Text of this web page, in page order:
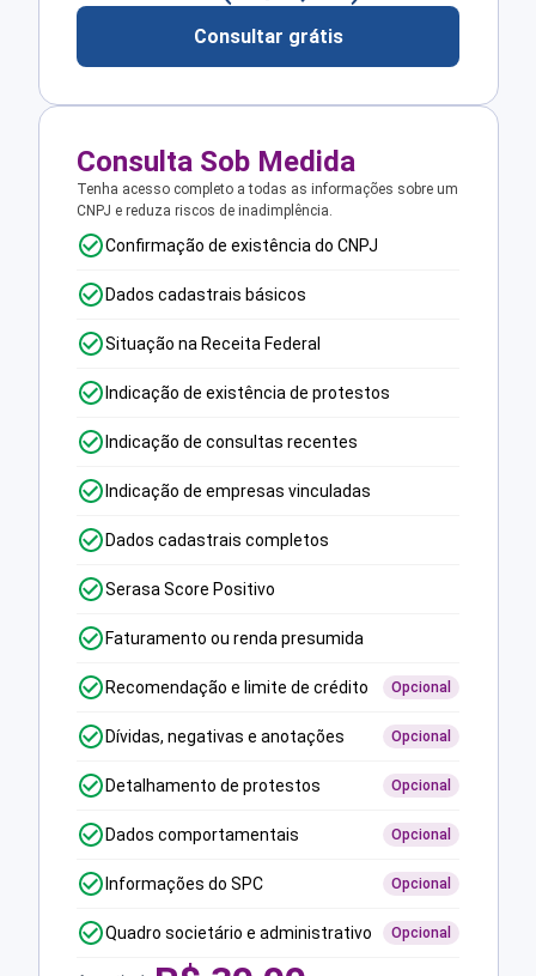
Consultar grátis
Consulta Sob Medida
Tenha acesso completo a todas as informações sobre um
CNPJ e reduza riscos de inadimplência.
Confirmação de existência do CNPJ
Dados cadastrais básicos
Situação na Receita Federal
Indicação de existência de protestos
Indicação de consultas recentes
Indicação de empresas vinculadas
Dados cadastrais completos
Serasa Score Positivo
Faturamento ou renda presumida
Recomendação e limite de crédito Opcional
Dívidas, negativas e anotações Opcional
Detalhamento de protestos Opcional
Dados comportamentais Opcional
Informações do SPC Opcional
Quadro societário e administrativo Opcional